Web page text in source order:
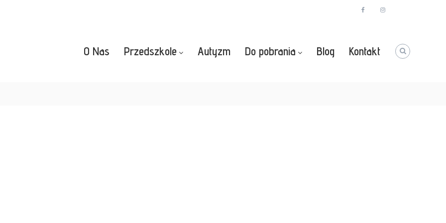
facebookinstagram
O Nas Przedszkole Autyzm Do pobrania Blog Kontakt